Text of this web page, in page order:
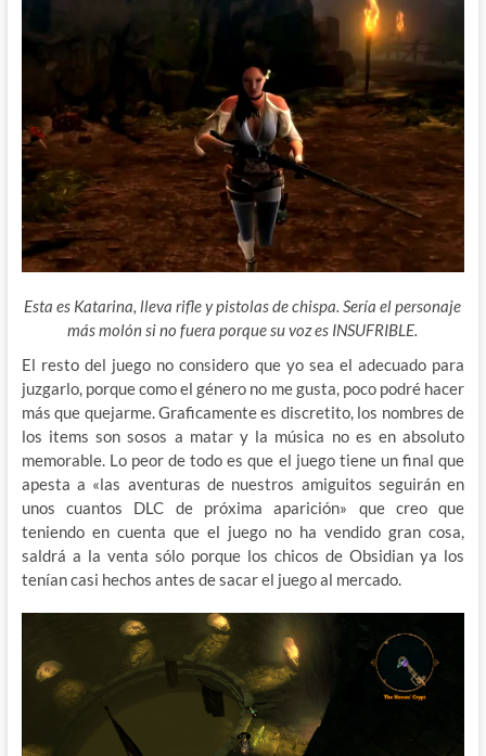
Esta es Katarina, lleva rifle y pistolas de chispa. Sería el personaje
más molón si no fuera porque su voz es INSUFRIBLE.
El resto del juego no considero que yo sea el adecuado para
juzgarlo, porque como el género no me gusta, poco podré hacer
más que quejarme. Graficamente es discretito, los nombres de
los items son sosos a matar y la música no es en absoluto
memorable. Lo peor de todo es que el juego tiene un final que
apesta a «las aventuras de nuestros amiguitos seguirán en
unos cuantos DLC de próxima aparición» que creo que
teniendo en cuenta que el juego no ha vendido gran cosa,
saldrá a la venta sólo porque los chicos de Obsidian ya los
tenían casi hechos antes de sacar el juego al mercado.